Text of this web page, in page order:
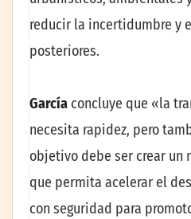
reducir la incertidumbre y
posteriores.
García concluye que «la
necesita rapidez, pero
objetivo debe ser crear un
que permita acelerar el
con seguridad para